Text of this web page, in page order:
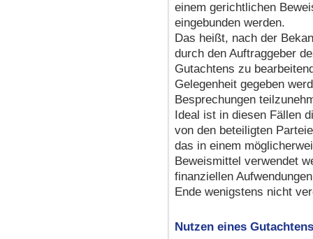
einem gerichtlichen
eingebunden werden.
Das heißt, nach der
durch den Auftraggeber
Gutachtens zu
Gelegenheit gegeben
Besprechungen
Ideal ist in diesen Fällen
von den beteiligten
das in einem
Beweismittel verwendet
finanziellen
Ende wenigstens nicht
Nutzen eines Gutachtens